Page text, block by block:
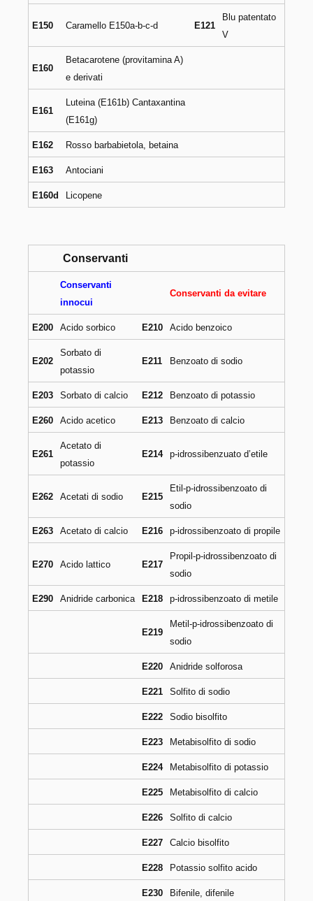
E150 Caramello E150a-b-c-d E121
Blu patentato
V
E160
Betacarotene (provitamina A)
e derivati
E161
Luteina (E161b) Cantaxantina
(E161g)
E162 Rosso barbabietola, betaina
E163 Antociani
E160d Licopene
Conservanti
Conservanti
innocui
Conservanti da evitare
E200 Acido sorbico E210 Acido benzoico
E202
Sorbato di
potassio
E211 Benzoato di sodio
E203 Sorbato di calcio E212 Benzoato di potassio
E260 Acido acetico E213 Benzoato di calcio
E261
Acetato di
potassio
E214 p-idrossibenzuato d’etile
E262 Acetati di sodio E215
Etil-p-idrossibenzoato di
sodio
E263 Acetato di calcio E216 p-idrossibenzoato di propile
E270 Acido lattico E217
Propil-p-idrossibenzoato di
sodio
E290 Anidride carbonica E218 p-idrossibenzoato di metile
E219
Metil-p-idrossibenzoato di
sodio
E220 Anidride solforosa
E221 Solfito di sodio
E222 Sodio bisolfito
E223 Metabisolfito di sodio
E224 Metabisolfito di potassio
E225 Metabisolfito di calcio
E226 Solfito di calcio
E227 Calcio bisolfito
E228 Potassio solfito acido
E230 Bifenile, difenile